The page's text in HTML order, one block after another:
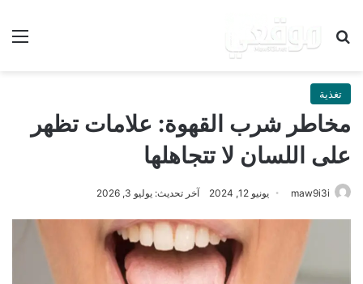
بحث عن
تغذية
مخاطر شرب القهوة: علامات تظهر
على اللسان لا تتجاهلها
maw9i3i يونيو 12, 2024 آخر تحديث: يوليو 3, 2026